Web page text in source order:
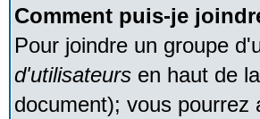
Comment puis-je
Pour joindre un groupe
d'utilisateurs en haut de
document); vous pourrez